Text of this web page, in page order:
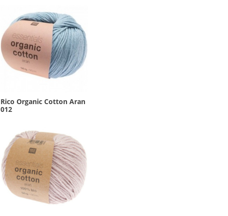
Rico Organic Cotton Aran
012